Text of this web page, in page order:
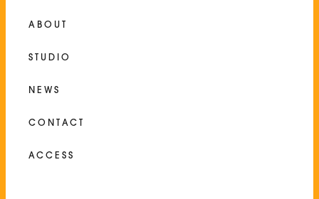
ABOUT
STUDIO
NEWS
CONTACT
ACCESS